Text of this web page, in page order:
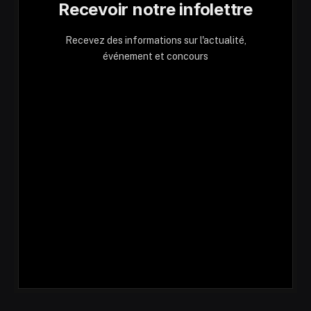
Recevoir notre infolettre
Recevez des informations sur l'actualité,
événement et concours